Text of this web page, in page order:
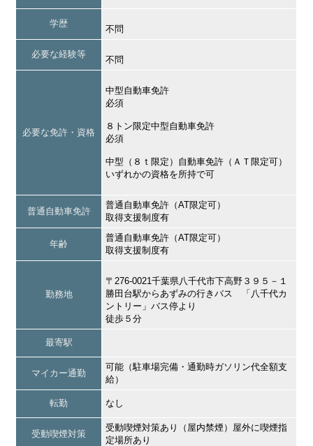
学歴
不問
必要な経験等
不問
必要な免許・資格
中型自動車免許
必須
８トン限定中型自動車免許
必須
中型（８ｔ限定）自動車免許（ＡＴ限定可）
いずれかの資格を所持で可
普通自動車免許
普通自動車免許（AT限定可）
取得支援制度有
年齢
普通自動車免許（AT限定可）
取得支援制度有
勤務地
〒276-0021千葉県八千代市下高野３９５－１
勝田台駅からあずみの行きバス 「八千代カ
ントリー」バス停より
徒歩５分
最寄駅
マイカー通勤
可能（駐車場完備・通勤時ガソリン代全額支
給）
転勤 なし
受動喫煙対策
受動喫煙対策あり（屋内禁煙）屋外に喫煙指
定場所あり